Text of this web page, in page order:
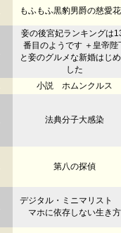
もふもふ黒豹男爵の慈愛
妾の後宮妃ランキングは
番目のようです ＋皇帝陛
と妾のグルメな新婚はじ
した
小説 ホムンクルス
法典分子大感染
第八の探偵
デジタル・ミニマリスト
マホに依存しない生き方